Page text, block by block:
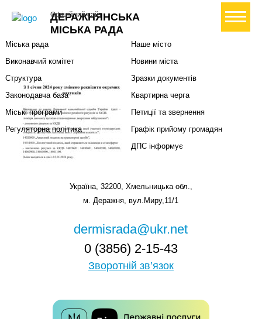
ДЕРАЖНЯНСЬКА
МІСЬКА РАДА
Офіційний сайт+ Створити петицію
Міський голова
Міська рада
Виконавчий комітет
Структура
Законодавча база
Міські програми
Регуляторна політика
Наше місто
Новини міста
Зразки документів
Квартирна черга
Петиції та звернення
Графік прийому громадян
ДПС інформує
Україна, 32200, Хмельницька обл.,
м. Деражня, вул.Миру,11/1
dermisrada@ukr.net
0 (3856) 2-15-43
Зворотній зв’язок